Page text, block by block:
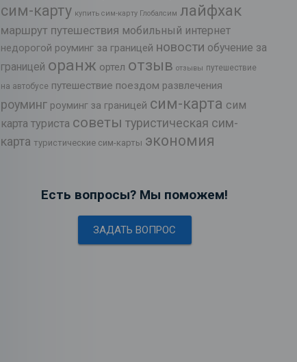
сим-карту купить сим-карту Глобалсим лайфхак
маршрут путешествия мобильный интернет
недорогой роуминг за границей новости обучение за
границей оранж ортел отзыв отзывы путешествие
на автобусе путешествие поездом развлечения
роуминг роуминг за границей сим-карта сим
карта туриста советы туристическая сим-
карта туристические сим-карты экономия
Есть вопросы? Мы поможем!
ЗАДАТЬ ВОПРОС